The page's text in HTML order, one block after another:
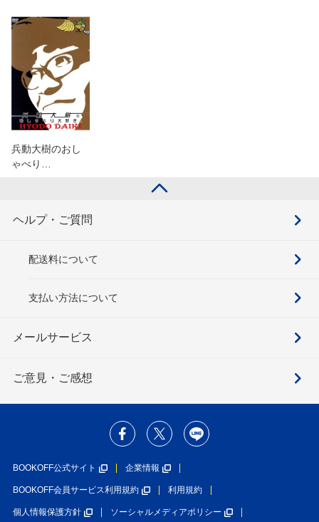
兵動大樹のおし
ゃべり…
ヘルプ・ご質問
配送料について
支払い方法について
メールサービス
ご意見・ご感想
BOOKOFF公式サイト 企業情報
BOOKOFF会員サービス利用規約 利用規約
個人情報保護方針 ソーシャルメディアポリシー